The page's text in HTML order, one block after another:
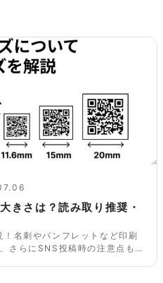
きさは？読み取り推奨・
名刺やパンフレットなど印刷
さらにSNS投稿時の注意点も網